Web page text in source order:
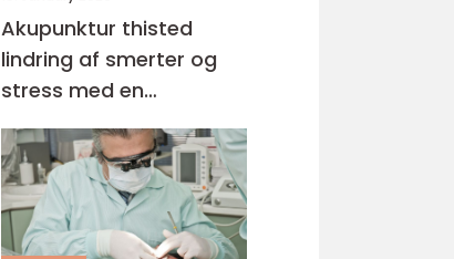
Akupunktur thisted
lindring af smerter og
stress med en
helhedsorienteret
tilgang